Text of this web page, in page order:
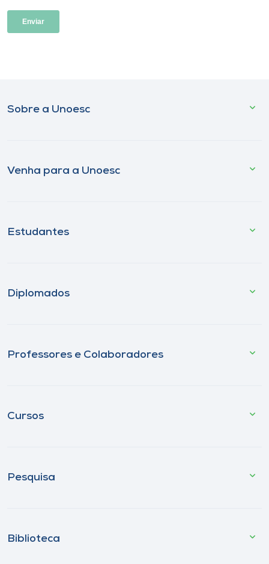
Sobre a Unoesc
Venha para a Unoesc
Estudantes
Diplomados
Professores e Colaboradores
Cursos
Pesquisa
Biblioteca